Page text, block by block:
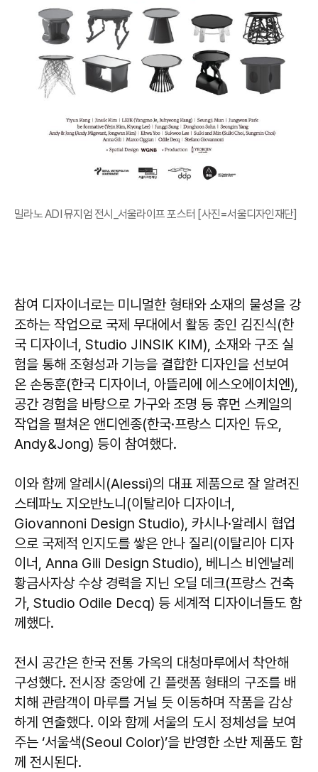
밀라노 ADI 뮤지엄 전시_서울라이프 포스터 [사진=서울디자인재단]
참여 디자이너로는 미니멀한 형태와 소재의 물성을 강
조하는 작업으로 국제 무대에서 활동 중인 김진식(한
국 디자이너, Studio JINSIK KIM), 소재와 구조 실
험을 통해 조형성과 기능을 결합한 디자인을 선보여
온 손동훈(한국 디자이너, 아뜰리에 에스오에이치엔),
공간 경험을 바탕으로 가구와 조명 등 휴먼 스케일의
작업을 펼쳐온 앤디엔종(한국·프랑스 디자인 듀오,
Andy&Jong) 등이 참여했다.
이와 함께 알레시(Alessi)의 대표 제품으로 잘 알려진
스테파노 지오반노니(이탈리아 디자이너,
Giovannoni Design Studio), 카시나·알레시 협업
으로 국제적 인지도를 쌓은 안나 질리(이탈리아 디자
이너, Anna Gili Design Studio), 베니스 비엔날레
황금사자상 수상 경력을 지닌 오딜 데크(프랑스 건축
가, Studio Odile Decq) 등 세계적 디자이너들도 함
께했다.
전시 공간은 한국 전통 가옥의 대청마루에서 착안해
구성했다. 전시장 중앙에 긴 플랫폼 형태의 구조를 배
치해 관람객이 마루를 거닐 듯 이동하며 작품을 감상
하게 연출했다. 이와 함께 서울의 도시 정체성을 보여
주는 ‘서울색(Seoul Color)’을 반영한 소반 제품도 함
께 전시된다.